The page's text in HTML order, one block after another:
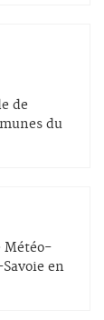
de
du
Météo-
en